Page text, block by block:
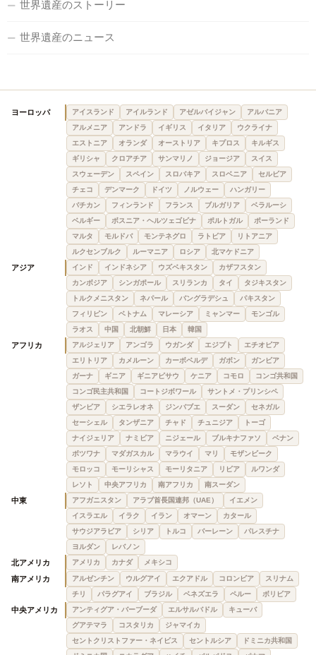
世界遺産のストーリー
世界遺産のニュース
ヨーロッパ アイスランド アイルランド アゼルバイジャン
アルバニア
アルメニア
アンドラ イギリス イタリア
ウクライナ
エストニア
オランダ オーストリア キプロス
キルギス
ギリシャ
クロアチア サンマリノ ジョージア
スイス
スウェーデン
スペイン スロバキア スロベニア
セルビア
チェコ
デンマーク ドイツ ノルウェー
ハンガリー
バチカン
フィンランド フランス ブルガリア
ベラルーシ
ベルギー
ボスニア・ヘルツェゴビナ ポルトガル
ポーランド
マルタ
モルドバ モンテネグロ ラトビア
リトアニア
ルクセンブルク
ルーマニア ロシア 北マケドニア
アジア インド インドネシア ウズベキスタン
カザフスタン
カンボジア
シンガポール スリランカ タイ
タジキスタン
トルクメニスタン
ネパール バングラデシュ
パキスタン
フィリピン
ベトナム マレーシア ミャンマー
モンゴル
ラオス
中国 北朝鮮 日本 韓国
アフリカ アルジェリア アンゴラ ウガンダ エジプト
エチオピア
エリトリア
カメルーン カーボベルデ ガボン
ガンビア
ガーナ
ギニア ギニアビサウ ケニア コモロ
コンゴ共和国
コンゴ民主共和国
コートジボワール
サントメ・プリンシペ
ザンビア
シエラレオネ ジンバブエ スーダン
セネガル
セーシェル
タンザニア チャド チュニジア
トーゴ
ナイジェリア
ナミビア ニジェール ブルキナファソ
ベナン
ボツワナ
マダガスカル マラウイ マリ
モザンビーク
モロッコ
モーリシャス モーリタニア リビア
ルワンダ
レソト
中央アフリカ 南アフリカ 南スーダン
中東 アフガニスタン アラブ首長国連邦（UAE）
イエメン
イスラエル
イラク イラン オマーン
カタール
サウジアラビア
シリア トルコ バーレーン
パレスチナ
ヨルダン
レバノン
北アメリカ アメリカ カナダ メキシコ
南アメリカ アルゼンチン ウルグアイ エクアドル コロンビア
スリナム
チリ
パラグアイ ブラジル ベネズエラ ペルー ボリビア
中央アメリカ アンティグア・バーブーダ エルサルバドル
キューバ
グアテマラ
コスタリカ
ジャマイカ
セントクリストファー・ネイビス
セントルシア
ドミニカ共和国